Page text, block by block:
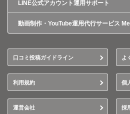
LINE公式アカウント運用サポート
動画制作・YouTube運用代行サービス
口コミ投稿ガイドライン よ
利用規約 個
運営会社 採